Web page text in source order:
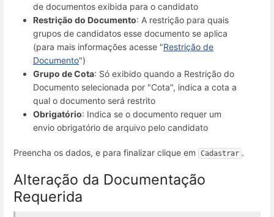
de documentos exibida para o candidato
Restrição do Documento: A restrição para quais
grupos de candidatos esse documento se aplica
(para mais informações acesse "Restrição de
Documento")
Grupo de Cota: Só exibido quando a Restrição do
Documento selecionada por "Cota", indica a cota a
qual o documento será restrito
Obrigatório: Indica se o documento requer um
envio obrigatório de arquivo pelo candidato
Preencha os dados, e para finalizar clique em Cadastrar .
Alteração da Documentação
Requerida